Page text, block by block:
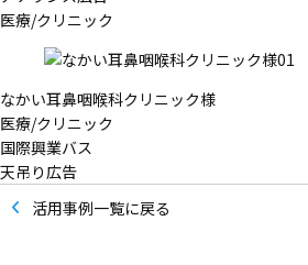
医療/クリニック
なかい耳鼻咽喉科クリニック様
医療/クリニック
国際興業バス
天吊り広告
活用事例一覧に戻る